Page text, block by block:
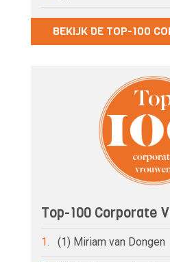
BEKIJK DE TOP-100
Top-100 Corporate
1. (1) Miriam van Dongen